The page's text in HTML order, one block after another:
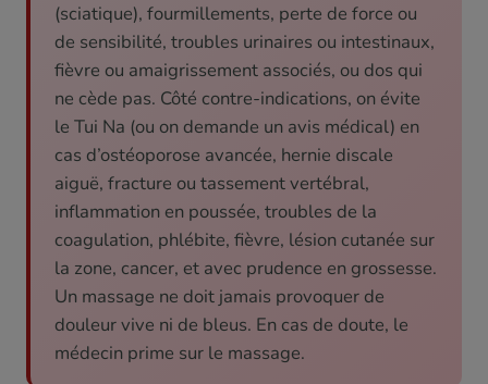
(sciatique), fourmillements, perte de force ou
de sensibilité, troubles urinaires ou intestinaux,
fièvre ou amaigrissement associés, ou dos qui
ne cède pas. Côté contre-indications, on évite
le Tui Na (ou on demande un avis médical) en
cas d’ostéoporose avancée, hernie discale
aiguë, fracture ou tassement vertébral,
inflammation en poussée, troubles de la
coagulation, phlébite, fièvre, lésion cutanée sur
la zone, cancer, et avec prudence en grossesse.
Un massage ne doit jamais provoquer de
douleur vive ni de bleus. En cas de doute, le
médecin prime sur le massage.